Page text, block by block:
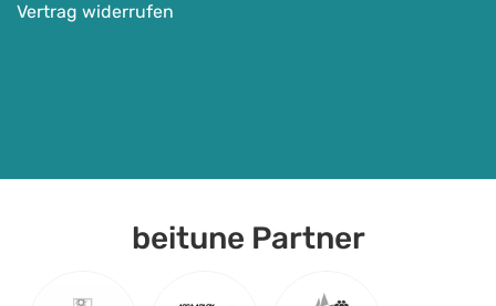
Vertrag widerrufen
beitune Partner